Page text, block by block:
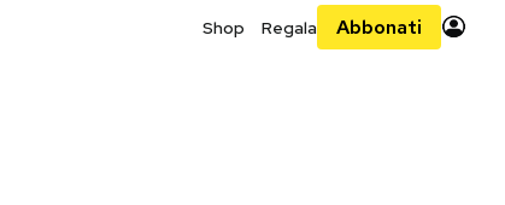
Shop Regala Abbonati